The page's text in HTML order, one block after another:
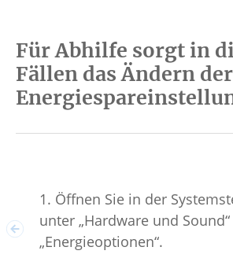
Für Abhilfe sorgt in
Fällen das Ändern
1. Öffnen Sie in der
unter „Hardware und
„Energieoptionen“.